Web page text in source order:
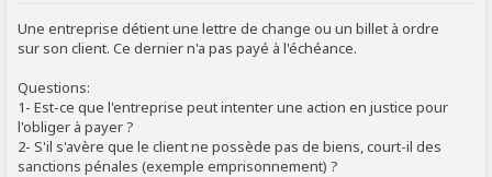
Une entreprise détient une lettre de change ou un billet à ordre
sur son client. Ce dernier n'a pas payé à l'échéance.
Questions:
1- Est-ce que l'entreprise peut intenter une action en justice pour
l'obliger à payer ?
2- S'il s'avère que le client ne possède pas de biens, court-il des
sanctions pénales (exemple emprisonnement) ?